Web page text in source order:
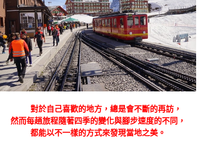
對於自己喜歡的地方，總是會不斷的再訪，
然而每趟旅程隨著四季的變化與腳步速度的不同，
都能以不一樣的方式來發現當地之美。